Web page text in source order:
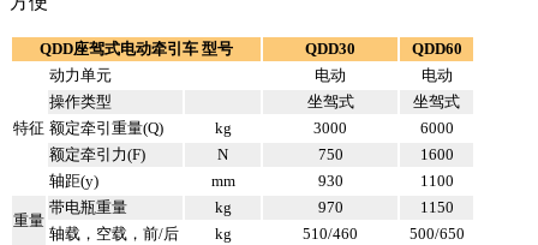
QDD座驾式电动牵引车 型号 QDD30 QDD60
特征
动力单元 电动
电动
操作类型
坐驾式
坐驾式
额定牵引重量(Q)
kg 3000
6000
额定牵引力(F)
N 750
1600
轴距(y)
mm 930 1100
重量
带电瓶重量 kg 970
1150
轴载，空载，前/后
kg 510/460 500/650